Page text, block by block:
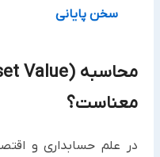
سخن پایانی
معناست؟
در علم حسابداری و